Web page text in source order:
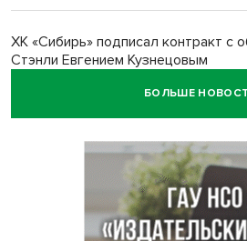
ХК «Сибирь» подписал контракт с
Стэнли Евгением Кузнецовым
БОЛЬШЕ